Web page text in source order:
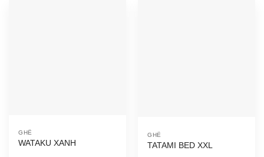
GHẾ
WATAKU XANH
GHẾ
TATAMI BED XXL